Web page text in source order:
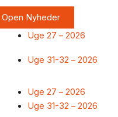
Open Nyheder
Uge 27 – 2026
Uge 31-32 – 2026
Uge 27 – 2026
Uge 31-32 – 2026